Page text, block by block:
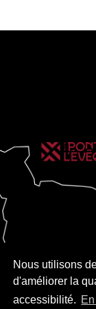
Nous utilisons
d'améliorer la
accessibilité.